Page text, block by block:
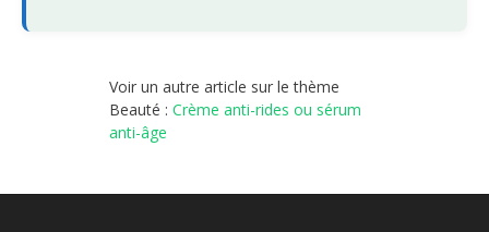
Voir un autre article sur le thème
Beauté : Crème anti-rides ou sérum
anti-âge